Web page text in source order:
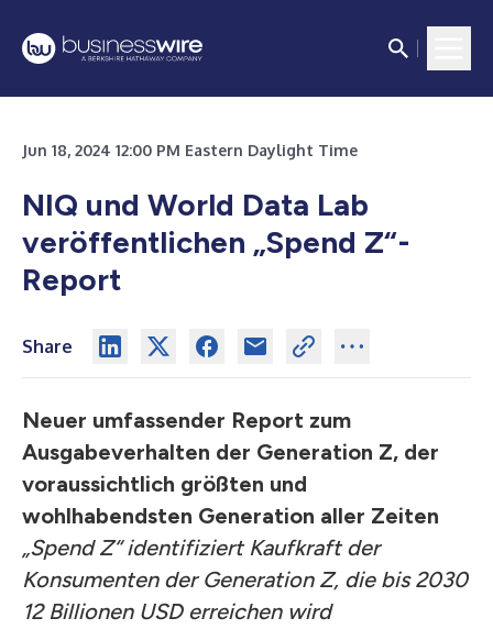
Jun 18, 2024 12:00 PM Eastern Daylight Time
NIQ und World Data Lab
veröffentlichen „Spend Z“-
Report
Share
Neuer umfassender Report zum
Ausgabeverhalten der Generation Z, der
voraussichtlich größten und
wohlhabendsten Generation aller Zeiten
„Spend Z“ identifiziert Kaufkraft der
Konsumenten der Generation Z, die bis 2030
12 Billionen USD erreichen wird